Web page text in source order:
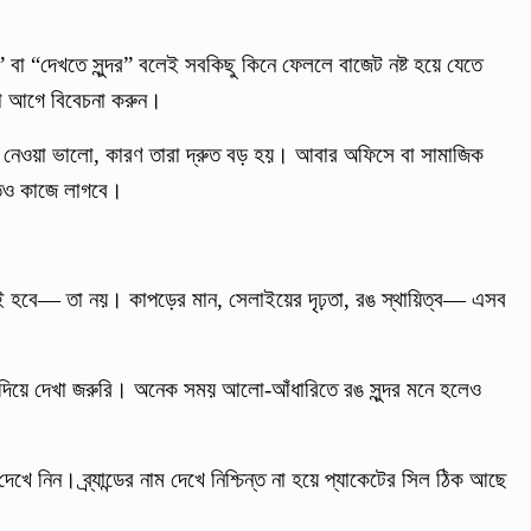
“দেখতে সুন্দর” বলেই সবকিছু কিনে ফেললে বাজেট নষ্ট হয়ে যেতে
আগে বিবেচনা করুন।
ভালো, কারণ তারা দ্রুত বড় হয়। আবার অফিসে বা সামাজিক
কাজে লাগবে।
হবে— তা নয়। কাপড়ের মান, সেলাইয়ের দৃঢ়তা, রঙ স্থায়িত্ব— এসব
দেখা জরুরি। অনেক সময় আলো-আঁধারিতে রঙ সুন্দর মনে হলেও
নিন। ব্র্যান্ডের নাম দেখে নিশ্চিন্ত না হয়ে প্যাকেটের সিল ঠিক আছে